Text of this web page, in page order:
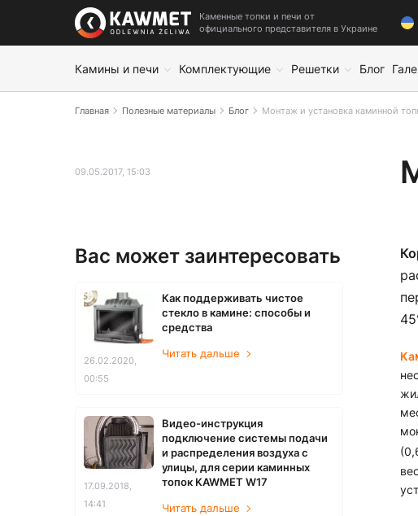
Каменные топки и печи от
официального представителя в Украине
Камины и печи Комплектующие Решетки Блог
Главная Полезные материалы Блог Монтаж и установка каминной
09.05.2017, 15:03
Вас может заинтересовать
26.02.2020,
00:55
Как поддерживать чистое
стекло в камине: способы и
средства
Читать дальше
17.09.2018,
14:41
Видео-инструкция
подключение системы подачи
и распределения воздуха с
улицы, для серии каминных
топок KAWMET W17
Читать дальше